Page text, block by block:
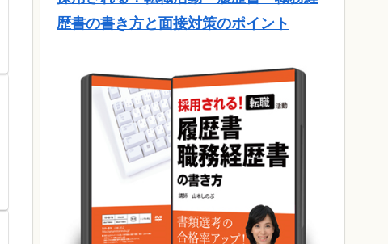
歴書の書き方と面接対策のポイント